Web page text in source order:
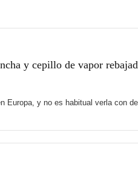
y cepillo de vapor
Europa, y no es habitual verla con